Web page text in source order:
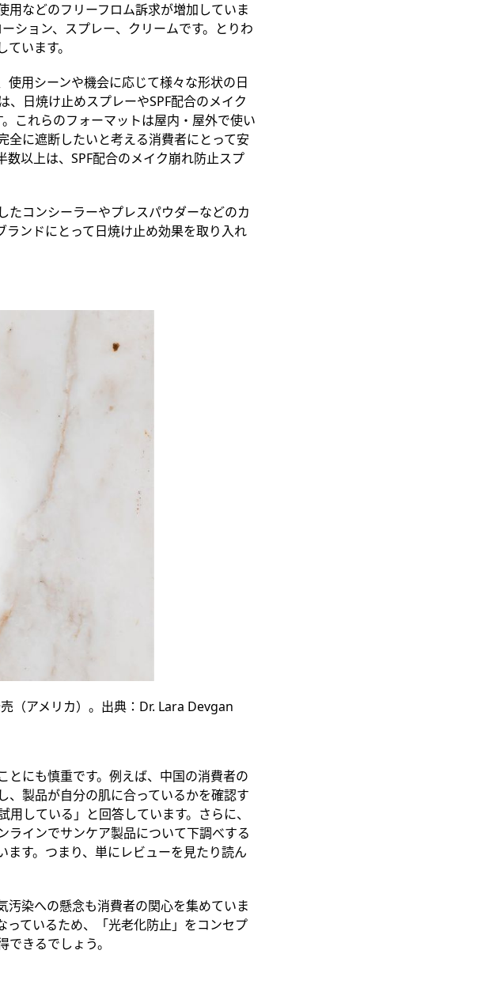
用などのフリーフロム訴求が増加していま
ション、スプレー、クリームです。とりわ
ています。
使用シーンや機会に応じて様々な形状の日
日焼け止めスプレーやSPF配合のメイク
これらのフォーマットは屋内・屋外で使い
全に遮断したいと考える消費者にとって安
数以上は、SPF配合のメイク崩れ防止スプ
たコンシーラーやプレスパウダーなどのカ
ンドにとって日焼け止め効果を取り入れ
（アメリカ）。出典：Dr. Lara Devgan
とにも慎重です。例えば、中国の消費者の
製品が自分の肌に合っているかを確認す
している」と回答しています。さらに、
ラインでサンケア製品について下調べする
ます。 つまり、 単にレビューを見たり読ん
染への懸念も消費者の関心を集めていま
ているため、「光老化防止」をコンセプ
きるでしょう。